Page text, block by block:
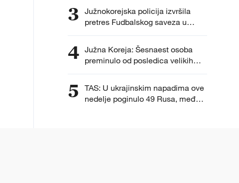
navodima ruskih vlasti, nalazili
protiv svoje volje nakon što su
ukrajinske oružane snage
privremeno zauzele delove
regiona.
3 Južnokorejska policija izvršila
pretres Fudbalskog saveza u
istrazi o imenovanju selektora.
4 Južna Koreja: Šesnaest osoba
preminulo od posledica velikih
vrućina ovog leta.
5
TAS: U ukrajinskim napadima ove
nedelje poginulo 49 Rusa, među